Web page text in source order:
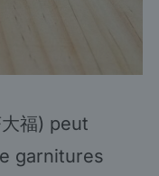
福) peut
garnitures